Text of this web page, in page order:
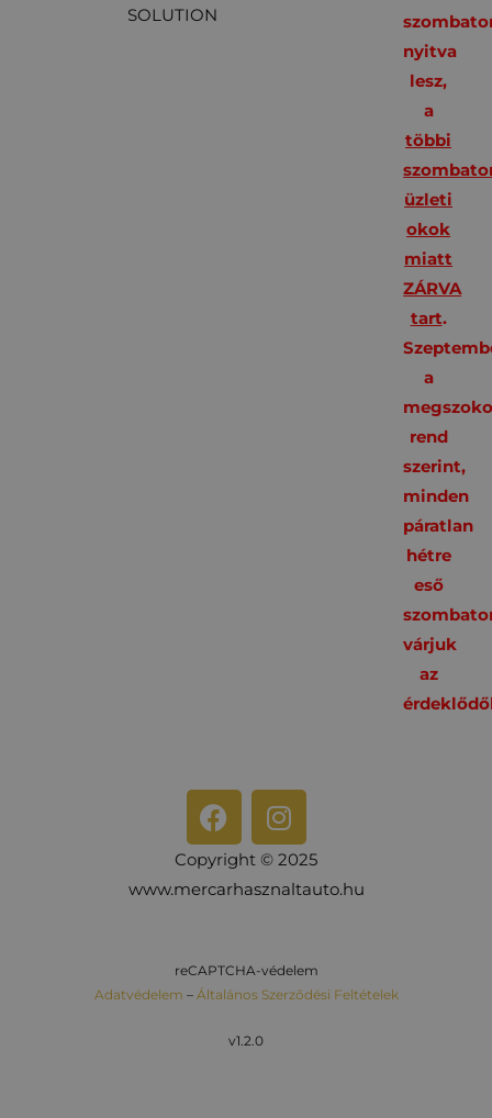
SOLUTION
nyitva
lesz,
a
többi
üzleti
okok
miatt
ZÁRVA
tart.
a
rend
szerint,
minden
páratlan
hétre
eső
várjuk
az
Copyright © 2025
www.mercarhasznaltauto.hu
reCAPTCHA-védelem
Adatvédelem – Általános Szerződési Feltételek
v1.2.0